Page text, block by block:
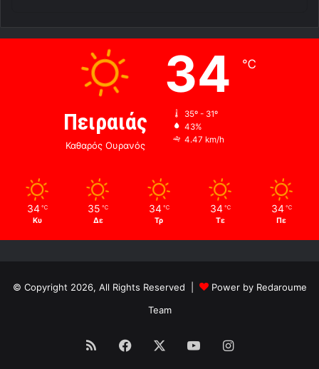
Πειραιάς
Καθαρός Ουρανός
34 ℃
35º - 31º
43%
4.47 km/h
34 ℃
Κυ
35 ℃
Δε
34 ℃
Τρ
34 ℃
Τε
34 ℃
Πε
© Copyright 2026, All Rights Reserved |
Power by Redaroume
Team
RSS Facebook YouTubeInstagram